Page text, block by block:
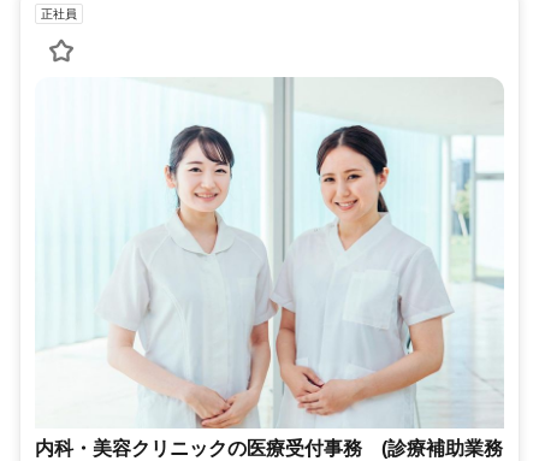
正社員
内科・美容クリニックの医療受付事務 (診療補助業務